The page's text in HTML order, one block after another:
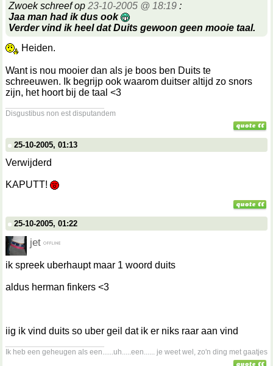
Zwoek schreef op 23-10-2005 @ 18:19 :
Jaa man had ik dus ook
Verder vind ik heel dat Duits gewoon geen mooie taal.
Heiden.
Want is nou mooier dan als je boos ben Duits te
schreeuwen. Ik begrijp ook waarom duitser altijd zo snors
zijn, het hoort bij de taal <3
Disgustibus non est disputandem
25-10-2005, 01:13
Verwijderd
KAPUTT!
25-10-2005, 01:22
jet
ik spreek uberhaupt maar 1 woord duits
aldus herman finkers <3
iig ik vind duits so uber geil dat ik er niks raar aan vind
Ik heb een geheugen als een......uh.....een...... je weet wel, zo'n ding met gaatjes